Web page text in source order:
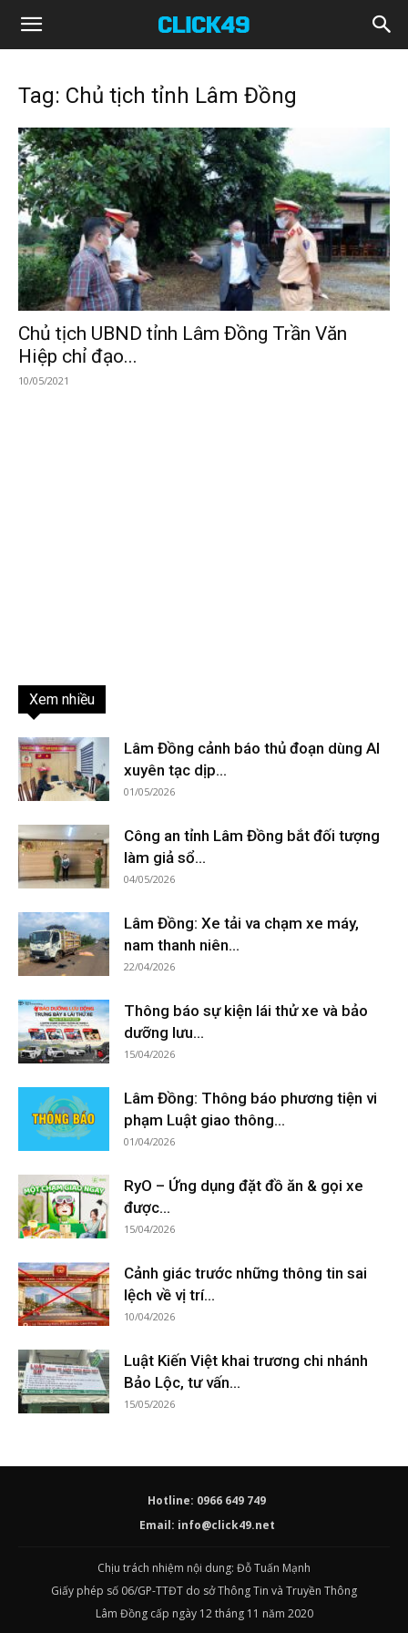
Click49
Tag: Chủ tịch tỉnh Lâm Đồng
Chủ tịch UBND tỉnh Lâm Đồng Trần Văn
Hiệp chỉ đạo...
10/05/2021
Xem nhiều
Lâm Đồng cảnh báo thủ đoạn dùng AI
xuyên tạc dịp...
01/05/2026
Công an tỉnh Lâm Đồng bắt đối tượng
làm giả sổ...
04/05/2026
Lâm Đồng: Xe tải va chạm xe máy,
nam thanh niên...
22/04/2026
Thông báo sự kiện lái thử xe và bảo
dưỡng lưu...
15/04/2026
Lâm Đồng: Thông báo phương tiện vi
phạm Luật giao thông...
01/04/2026
RyO – Ứng dụng đặt đồ ăn & gọi xe
được...
15/04/2026
Cảnh giác trước những thông tin sai
lệch về vị trí...
10/04/2026
Luật Kiến Việt khai trương chi nhánh
Bảo Lộc, tư vấn...
15/05/2026
Hotline: 0966 649 749
Email: info@click49.net
Chịu trách nhiệm nội dung: Đỗ Tuấn Mạnh
Giấy phép số 06/GP-TTĐT do sở Thông Tin và Truyền Thông
Lâm Đồng cấp ngày 12 tháng 11 năm 2020